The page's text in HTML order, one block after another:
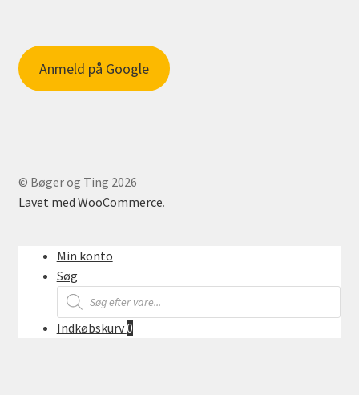
Anmeld på Google
© Bøger og Ting 2026
Lavet med WooCommerce.
Min konto
Søg
Products
search
Indkøbskurv0